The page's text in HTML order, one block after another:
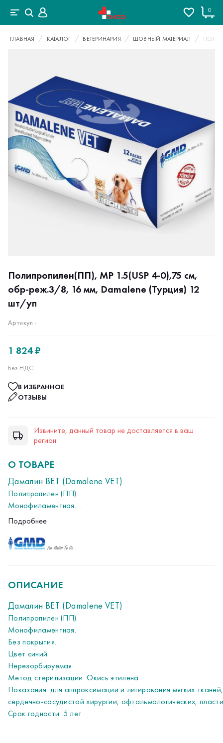
0
ГЛАВНАЯ КАТАЛОГ ВЕТЕРИНАРИЯ ШОВНЫЙ МАТЕРИАЛ
Полипропилен(ПП), MP 1.5(USP 4-0),75 см,
обр-реж.3/8, 16 мм, Damalene (Турция) 12
шт/уп
Артикул -
1 824 ₽
Без НДС
В ИЗБРАННОЕ
ОТЗЫВЫ
Извините, данный товар не доставляется в ваш
регион
О ТОВАРЕ
Дамалин ВЕТ (Damalene VET)
Полипропилен (ПП).
Монофиламентная.
Без покрытия.
Нерезорбируемая.
Метод стерилизации: Окись этилена
Срок годности: 5 лет
Подробнее
ОПИСАНИЕ
Дамалин ВЕТ (Damalene VET)
Полипропилен (ПП).
Монофиламентная.
Без покрытия.
Цвет синий.
Нерезорбируемая.
Метод стерилизации: Окись этилена
Показания: для аппроксимации и лигирования мягких
сердечно-сосудистой хирургии, офтальмологических,
Срок годности: 5 лет